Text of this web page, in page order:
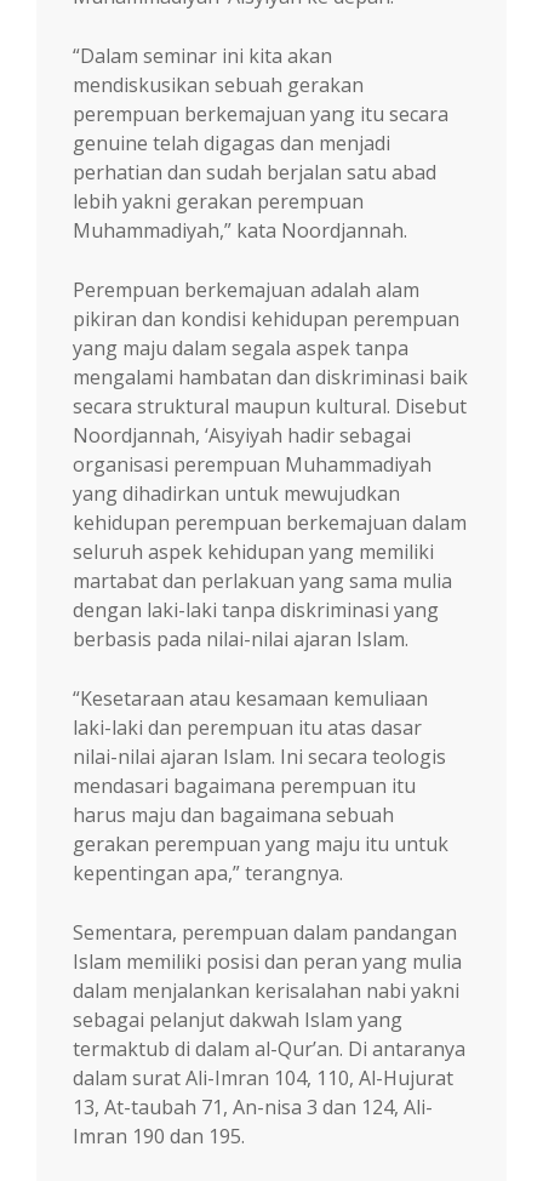
“Dalam seminar ini kita akan
mendiskusikan sebuah gerakan
perempuan berkemajuan yang itu secara
genuine telah digagas dan menjadi
perhatian dan sudah berjalan satu abad
lebih yakni gerakan perempuan
Muhammadiyah,” kata Noordjannah.
Perempuan berkemajuan adalah alam
pikiran dan kondisi kehidupan perempuan
yang maju dalam segala aspek tanpa
mengalami hambatan dan diskriminasi baik
secara struktural maupun kultural. Disebut
Noordjannah, ‘Aisyiyah hadir sebagai
organisasi perempuan Muhammadiyah
yang dihadirkan untuk mewujudkan
kehidupan perempuan berkemajuan dalam
seluruh aspek kehidupan yang memiliki
martabat dan perlakuan yang sama mulia
dengan laki-laki tanpa diskriminasi yang
berbasis pada nilai-nilai ajaran Islam.
“Kesetaraan atau kesamaan kemuliaan
laki-laki dan perempuan itu atas dasar
nilai-nilai ajaran Islam. Ini secara teologis
mendasari bagaimana perempuan itu
harus maju dan bagaimana sebuah
gerakan perempuan yang maju itu untuk
kepentingan apa,” terangnya.
Sementara, perempuan dalam pandangan
Islam memiliki posisi dan peran yang mulia
dalam menjalankan kerisalahan nabi yakni
sebagai pelanjut dakwah Islam yang
termaktub di dalam al-Qur’an. Di antaranya
dalam surat Ali-Imran 104, 110, Al-Hujurat
13, At-taubah 71, An-nisa 3 dan 124, Ali-
Imran 190 dan 195.